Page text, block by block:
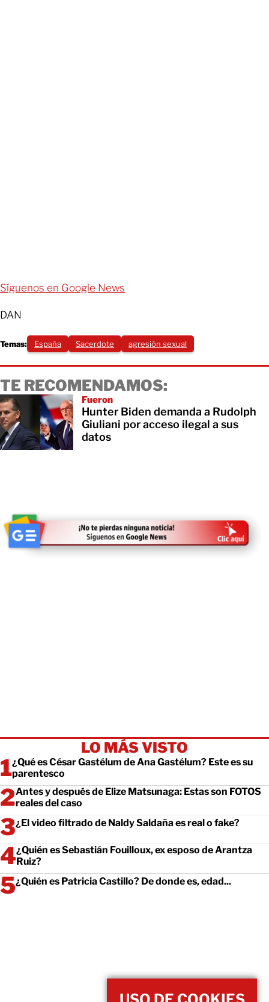
Síguenos en Google News
DAN
Temas: España Sacerdote agresión sexual
TE RECOMENDAMOS:
Fueron
Hunter Biden demanda a Rudolph
Giuliani por acceso ilegal a sus
datos
LO MÁS VISTO
¿Qué es César Gastélum de Ana Gastélum? Este es su
parentesco
Antes y después de Elize Matsunaga: Estas son FOTOS
reales del caso
¿El video filtrado de Naldy Saldaña es real o fake?
¿Quién es Sebastián Fouilloux, ex esposo de Arantza
Ruiz?
¿Quién es Patricia Castillo? De donde es, edad...